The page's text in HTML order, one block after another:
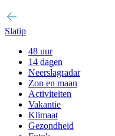
Slatip
48 uur
14 dagen
Neerslagradar
Zon en maan
Activiteiten
Vakantie
Klimaat
Gezondheid